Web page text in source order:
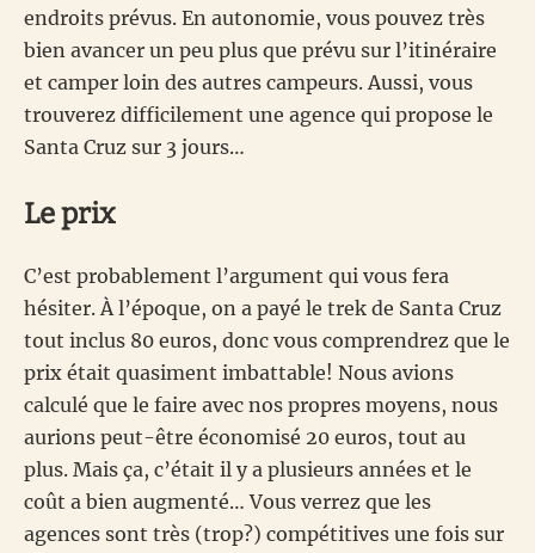
endroits prévus. En autonomie, vous pouvez très
bien avancer un peu plus que prévu sur l’itinéraire
et camper loin des autres campeurs. Aussi, vous
trouverez difficilement une agence qui propose le
Santa Cruz sur 3 jours…
Le prix
C’est probablement l’argument qui vous fera
hésiter. À l’époque, on a payé le trek de Santa Cruz
tout inclus 80 euros, donc vous comprendrez que le
prix était quasiment imbattable! Nous avions
calculé que le faire avec nos propres moyens, nous
aurions peut-être économisé 20 euros, tout au
plus. Mais ça, c’était il y a plusieurs années et le
coût a bien augmenté… Vous verrez que les
agences sont très (trop?) compétitives une fois sur